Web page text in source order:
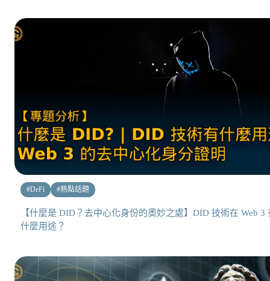
#DeFi #熱點話題
【什麼是 DID？去中心化身份的奧妙之處】DID 技術在 Web 3
什麼用途？